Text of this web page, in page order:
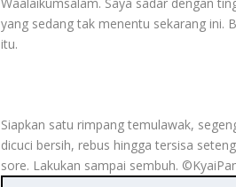
Waalaikumsalam. Saya sadar dengan
yang sedang tak menentu sekarang ini.
itu.
Siapkan satu rimpang temulawak,
dicuci bersih, rebus hingga tersisa
sore. Lakukan sampai sembuh.